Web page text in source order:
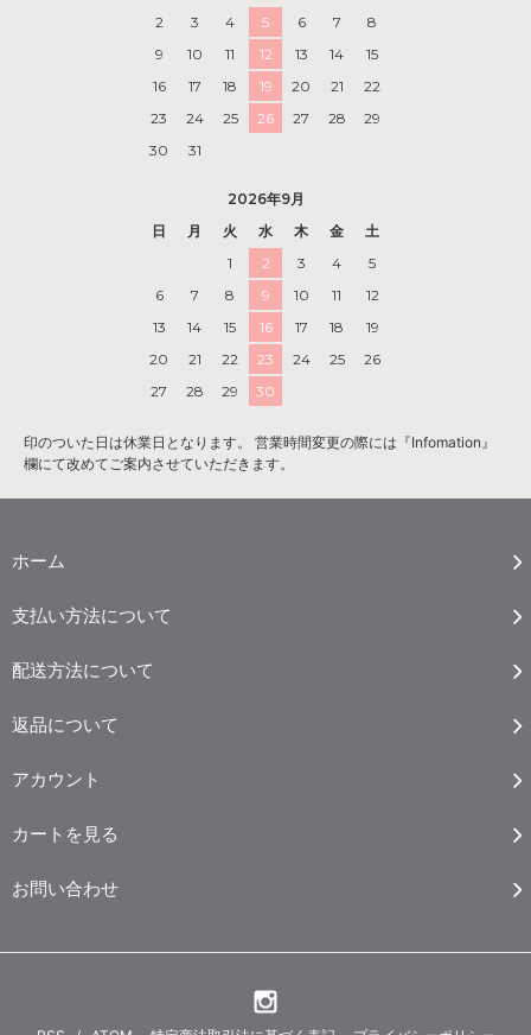
2
3 4 5 6 7
8
9
10 11 12 13 14
15
16
17 18 19 20 21
22
23
24 25 26 27 28
29
30
31
2026年9月
日
月 火 水 木 金
土
1
2 3 4
5
6
7 8 9 10 11
12
13
14 15 16 17 18
19
20
21 22 23 24 25
26
27
28 29 30
印のついた日は休業日となります。 営業時間変更の際には『Infomation』
欄にて改めてご案内させていただきます。
ホーム
支払い方法について
配送方法について
返品について
アカウント
カートを見る
お問い合わせ